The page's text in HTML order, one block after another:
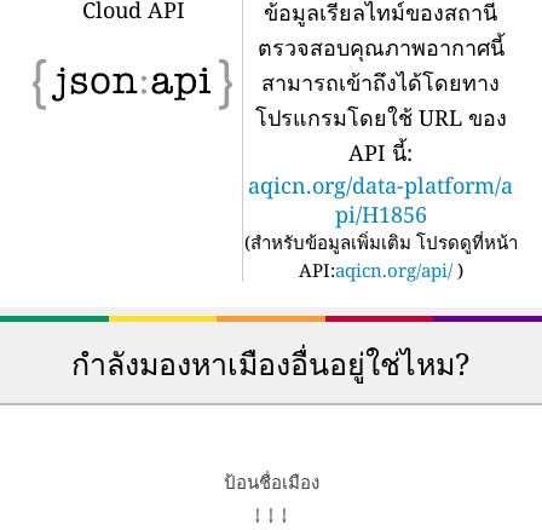
Cloud API
ข้อมูลเรียลไทม์ของสถานี
ตรวจสอบคุณภาพอากาศนี้
สามารถเข้าถึงได้โดยทาง
โปรแกรมโดยใช้ URL ของ
API นี้:
aqicn.org/data-platform/a
pi/H1856
(สำหรับข้อมูลเพิ่มเติม โปรดดูที่หน้า
API:aqicn.org/api/ )
กำลังมองหาเมืองอื่นอยู่ใช่ไหม?
ป้อนชื่อเมือง
↓ ↓ ↓